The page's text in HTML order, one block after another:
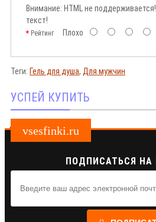
Внимание: HTML не
текст!
РейтингПлохо
Теги: Гель для душа, Для мужчин
УСПЕЙ КУПИТЬ
vsesfinki.ru
ПОДПИСАТЬСЯ НА